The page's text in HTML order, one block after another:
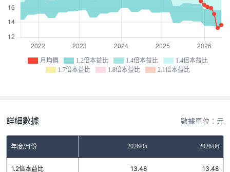
月均價 1.2倍本益比 1.4倍本益比
1.4倍本益比
1.7倍本益比
1.8倍本益比 2.1倍本益比
詳細數據 數據單位：元
年度/月份 2026/05 2026/06
1.2倍本益比 13.48 13.48